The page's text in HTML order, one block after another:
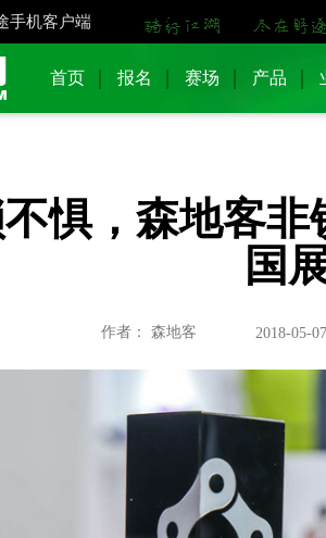
手机客户端
首页 报名 赛场 产品
惧，森地客
国
作者： 森地客 2018-05-